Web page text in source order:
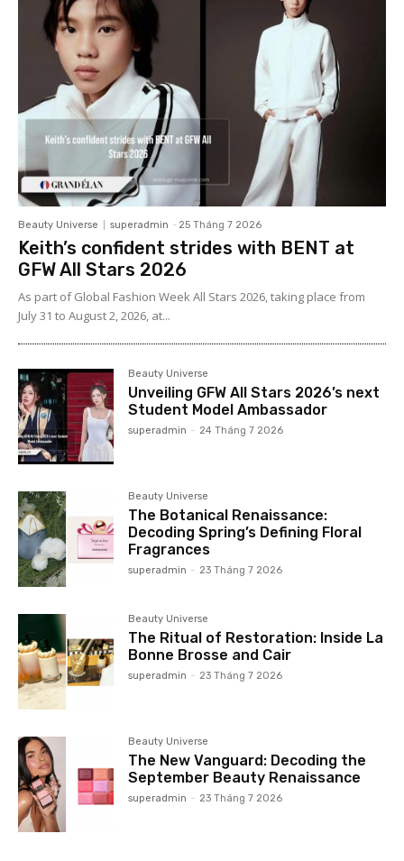
Beauty Universe superadmin - 25 Tháng 7 2026
Keith’s confident strides with BENT at
GFW All Stars 2026
As part of Global Fashion Week All Stars 2026, taking place from
July 31 to August 2, 2026, at...
Beauty Universe
Unveiling GFW All Stars 2026’s next
Student Model Ambassador
superadmin - 24 Tháng 7 2026
Beauty Universe
The Botanical Renaissance:
Decoding Spring’s Defining Floral
Fragrances
superadmin - 23 Tháng 7 2026
Beauty Universe
The Ritual of Restoration: Inside La
Bonne Brosse and Cair
superadmin - 23 Tháng 7 2026
Beauty Universe
The New Vanguard: Decoding the
September Beauty Renaissance
superadmin - 23 Tháng 7 2026